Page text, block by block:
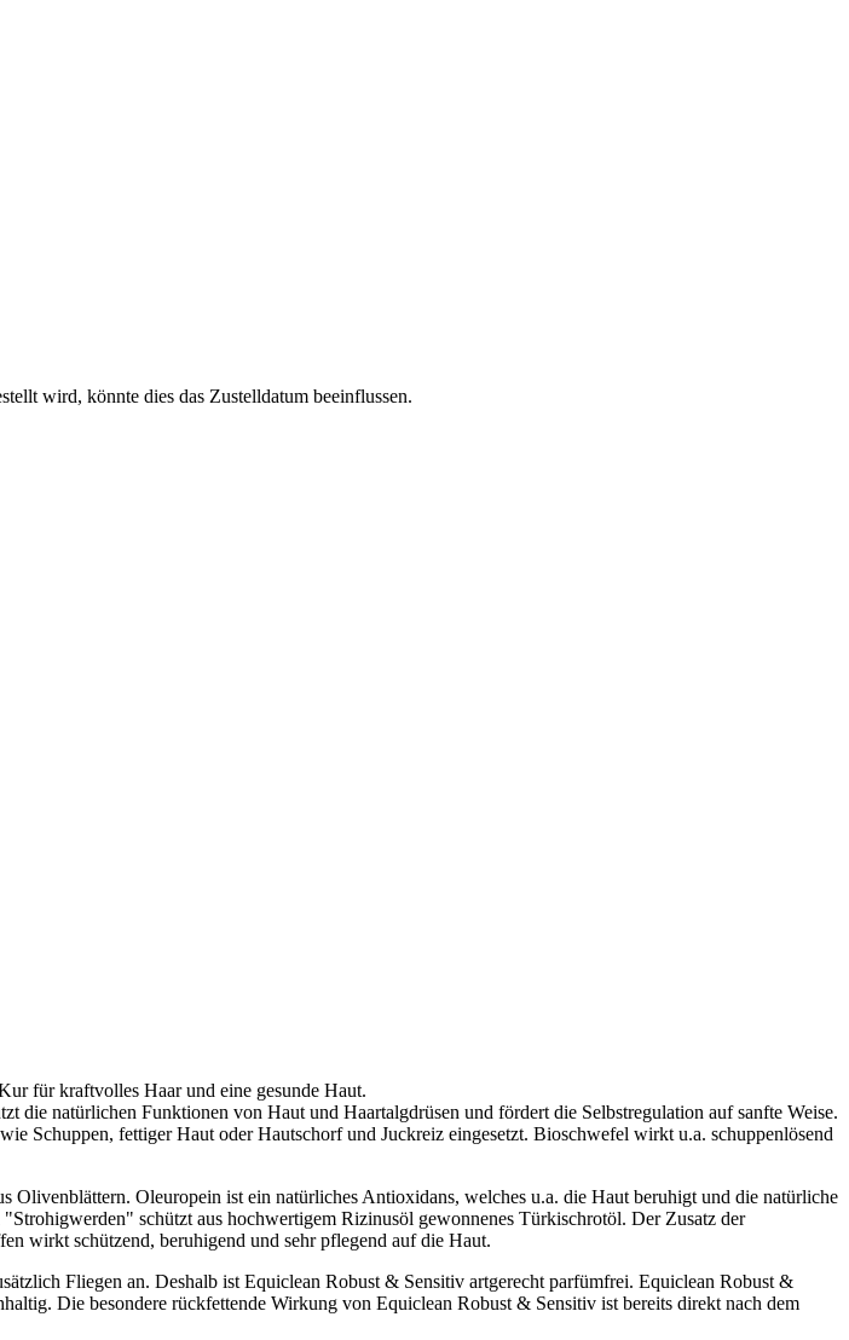
wird, könnte dies das Zustelldatum beeinflussen.
für kraftvolles Haar und eine gesunde Haut.
die natürlichen Funktionen von Haut und Haartalgdrüsen und fördert die Selbstregulation auf sanfte Weise.
fettiger Haut oder Hautschorf und Juckreiz eingesetzt. Bioschwefel wirkt u.a. schuppenlösend
Oleuropein ist ein natürliches Antioxidans, welches u.a. die Haut beruhigt und die natürliche
schützt aus hochwertigem Rizinusöl gewonnenes Türkischrotöl. Der Zusatz der
wirkt schützend, beruhigend und sehr pflegend auf die Haut.
Fliegen an. Deshalb ist Equiclean Robust & Sensitiv artgerecht parfümfrei. Equiclean Robust &
Die besondere rückfettende Wirkung von Equiclean Robust & Sensitiv ist bereits direkt nach dem